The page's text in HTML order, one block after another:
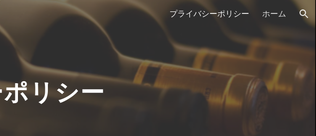
Skip to navigation
プライバシーポリシー ホーム
リシー